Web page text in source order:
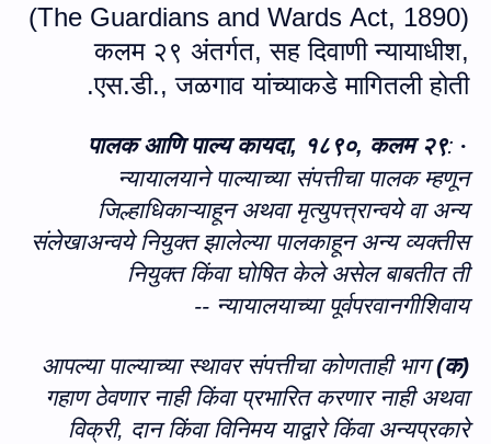
(The Guardians and Wards Act, 1890)
कलम २९ अंतर्गत, सह दिवाणी न्यायाधीश,
एस.डी.,जळगाव यांच्‍याकडे मागितली होती.
·
, १८९०, कलम २९:
न्यायालयाने पाल्याच्या संपत्तीचा पालक म्हणून
जिल्हाधिकाऱ्याहून अथवा मृत्युपत्त्रान्वये वा अन्य
संलेखाअन्वये नियुक्त झालेल्या पालकाहून अन्य व्यक्तीस
नियुक्त किंवा घोषित केले असेल बाबतीत ती
न्यायालयाच्या पूर्वपरवानगीशिवाय --
(
क)
आपल्या पाल्याच्या स्थावर संपत्तीचा कोणताही भाग
गहाण ठेवणार नाही किंवा प्रभारित करणार नाही अथवा
विक्री, दान किंवा विनिमय याद्वारे किंवा अन्यप्रकारे